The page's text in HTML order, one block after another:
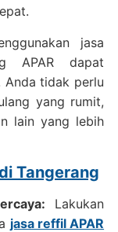
jasa
APAR dapat
Anda tidak perlu
yang rumit,
lain yang lebih
Tangerang
Lakukan
jasa reffil APAR